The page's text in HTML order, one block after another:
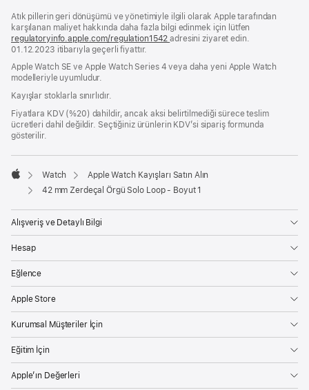
pencerede
açılır)
Atık pillerin geri dönüşümü ve yönetimiyle ilgili olarak Apple tarafından
karşılanan maliyet hakkında daha fazla bilgi edinmek için lütfen
regulatoryinfo.apple.com/regulation1542(yeni
pencerede
açılır)
adresini ziyaret edin.
01.12.2023 itibarıyla geçerli fiyattır.
Apple Watch SE ve Apple Watch Series 4 veya daha yeni Apple Watch
modelleriyle uyumludur.
Kayışlar stoklarla sınırlıdır.
Fiyatlara KDV (%20) dahildir, ancak aksi belirtilmediği sürece teslim
ücretleri dahil değildir. Seçtiğiniz ürünlerin KDV’si sipariş formunda
gösterilir.
Apple
Watch
Apple Watch Kayışları Satın Alın
42 mm Zerdeçal Örgü Solo Loop - Boyut 1
Alışveriş ve Detaylı Bilgi
Hesap
Eğlence
Apple Store
Kurumsal Müşteriler İçin
Eğitim İçin
Apple’ın Değerleri